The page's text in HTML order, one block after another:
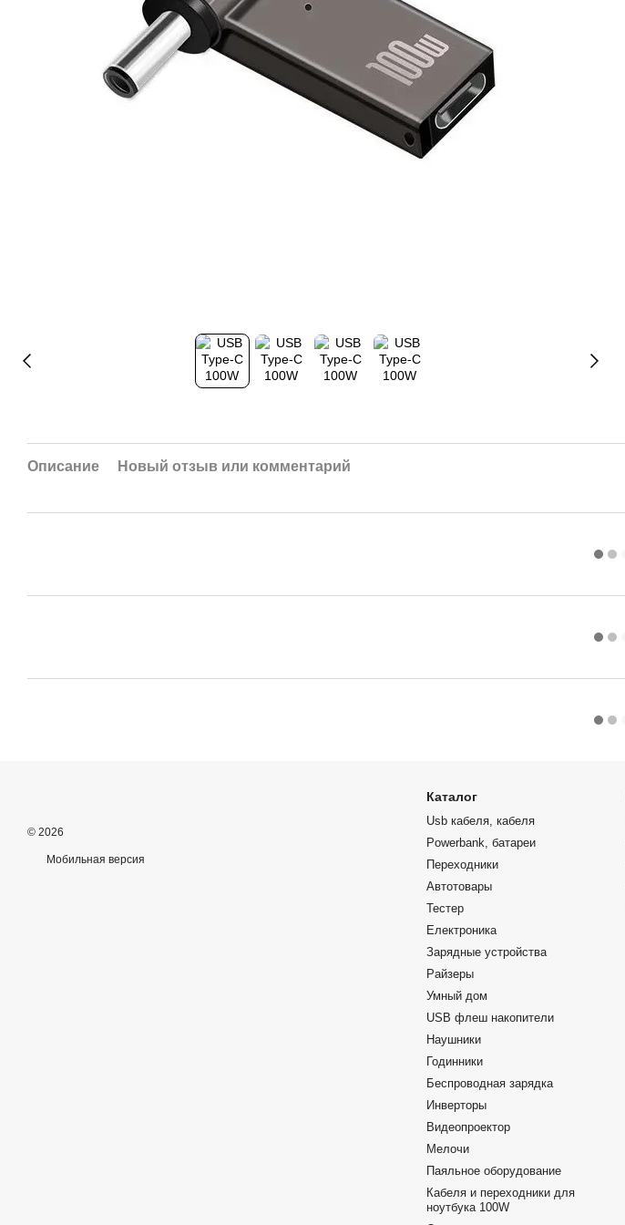
Описание Новый отзыв или комментарий
© 2026
Мобильная версия
Каталог
Usb кабеля, кабеля
Powerbank, батареи
Переходники
Автотовары
Тестер
Електроника
Зарядные устройства
Райзеры
Умный дом
USB флеш накопители
Наушники
Годинники
Беспроводная зарядка
Инверторы
Видеопроектор
Мелочи
Паяльное оборудование
Кабеля и переходники для
ноутбука 100W